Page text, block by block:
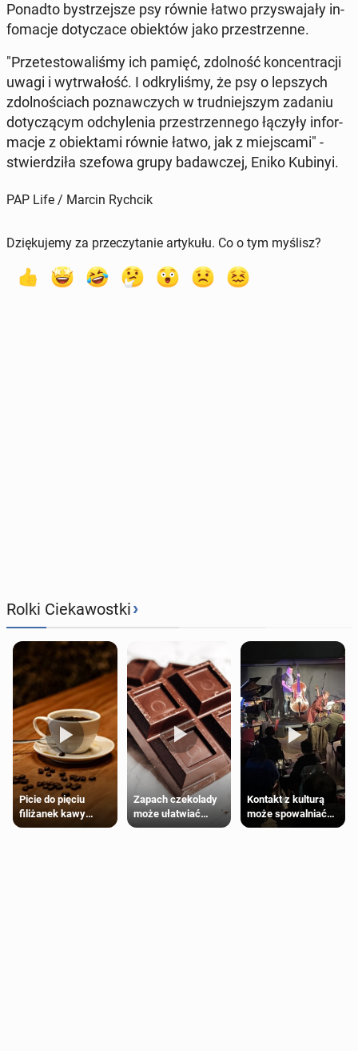
Ponadto by­strzej­sze psy równie łatwo przy­swa­ja­ły in­
fo­ma­cje do­ty­cza­ce obiek­tów jako prze­strzen­ne.
"Prze­te­sto­wa­li­śmy ich pamięć, zdol­ność kon­cen­tra­cji
uwagi i wy­trwa­łość. I od­kry­li­śmy, że psy o lep­szych
zdol­no­ściach po­znaw­czych w trud­niej­szym zadaniu
do­ty­czą­cym od­chy­le­nia prze­strzen­ne­go łączyły in­for­
ma­cje z obiek­ta­mi równie łatwo, jak z miej­sca­mi" -
stwier­dzi­ła szefowa grupy ba­daw­czej, Eniko Kubinyi.
PAP Life / Marcin Rychcik
Dziękujemy za przeczytanie artykułu. Co o tym myślisz?
Rolki Ciekawostki›
Picie do pięciu
filiżanek kawy
dziennie jest
Zapach czekolady
może ułatwiać
trening siłowy
Kontakt z kulturą
może spowalniać
starzenie